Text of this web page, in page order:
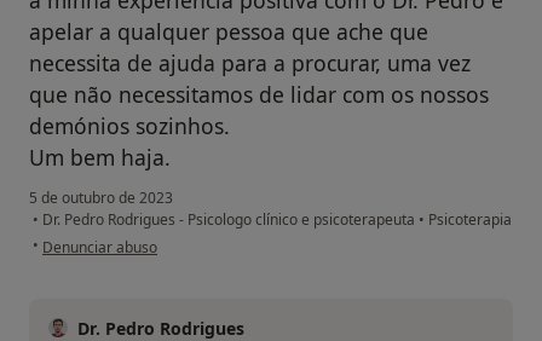
apelar a qualquer pessoa que ache que
necessita de ajuda para a procurar, uma vez
que não necessitamos de lidar com os nossos
demónios sozinhos.
Um bem haja.
5 de outubro de 2023
• Dr. Pedro Rodrigues - Psicologo clínico e psicoterapeuta • Psicoterapia
• na opinião do utilizador F.F
Denunciar abuso
Dr. Pedro Rodrigues